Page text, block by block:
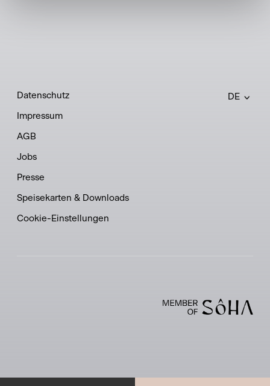
DE
Datenschutz
Impressum
AGB
Jobs
Presse
Speisekarten & Downloads
Cookie-Einstellungen